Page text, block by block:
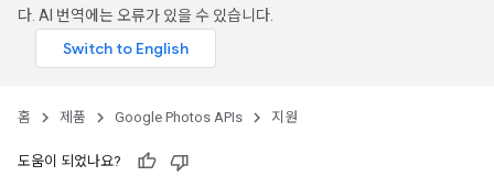
다. AI 번역에는 오류가 있을 수 있습니다.
홈 제품 Google Photos APIs 지원
도움이 되었나요?